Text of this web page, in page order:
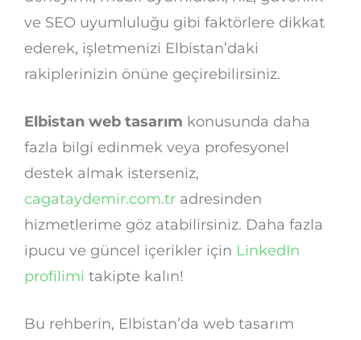
ve SEO uyumluluğu gibi faktörlere dikkat
ederek, işletmenizi Elbistan’daki
rakiplerinizin önüne geçirebilirsiniz.
Elbistan web tasarım konusunda daha
fazla bilgi edinmek veya profesyonel
destek almak isterseniz,
cagataydemir.com.tr adresinden
hizmetlerime göz atabilirsiniz. Daha fazla
ipucu ve güncel içerikler için LinkedIn
profilimi takipte kalın!
Bu rehberin, Elbistan’da web tasarım